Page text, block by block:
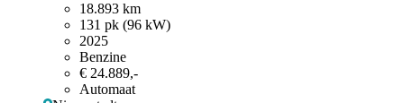
18.893 km
131 pk (96 kW)
2025
Benzine
€ 24.889,-
Automaat